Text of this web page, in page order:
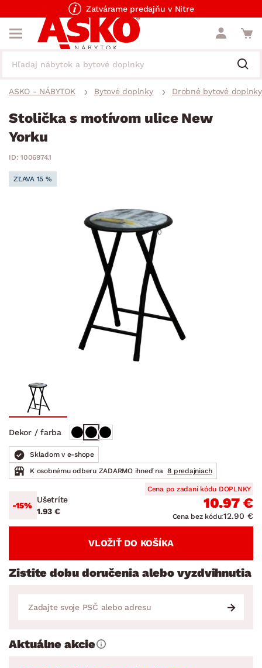
Zatvárame predajňu v Nitre
ASKO - NÁBYTOK Bytové doplnky Drobné bytové doplnky
Stolička s motívom ulice New
Yorku
ID: 1006974.1
ZĽAVA 15 %
Dekor / farba
Skladom v e-shope
K osobnému odberu ZADARMO ihneď na 8 predajniach
-15%
Ušetríte
1.93 €
Cena po zadaní kódu DOPLNKY
10.97 €
Cena bez kódu:12.90 €
VLOŽIŤ DO KOŠÍKA
Zistite dobu doručenia alebo vyzdvihnutia
Aktuálne akcie